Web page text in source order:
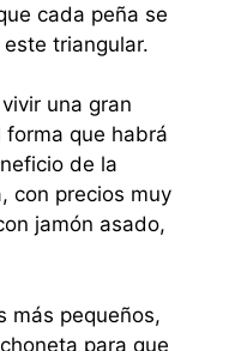
cada peña se
triangular.
una gran
que habrá
de la
con precios muy
jamón asado,
más pequeños,
para que